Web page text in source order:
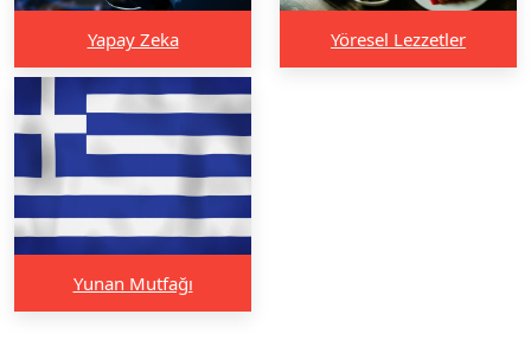
Yapay Zeka Yöresel Lezzetler
Yunan Mutfağı